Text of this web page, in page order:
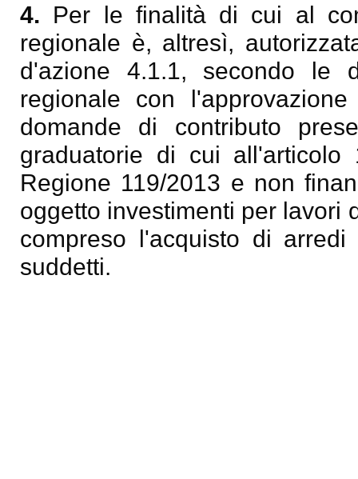
4. Per le finalità di cui al
regionale è, altresì,
d'azione 4.1.1, secondo le
regionale con
domande di contributo
graduatorie di cui
Regione 119/2013 e non
oggetto investimenti per lavori
compreso l'acquisto di
suddetti.